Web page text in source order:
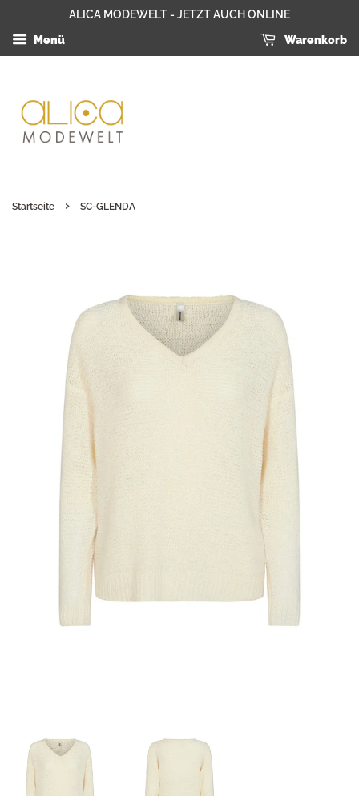
ALICA MODEWELT - JETZT AUCH ONLINE
Menü Warenkorb
Startseite › SC-GLENDA